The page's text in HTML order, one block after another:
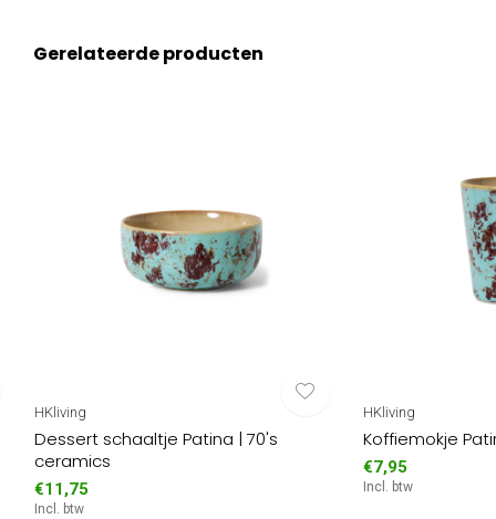
Gerelateerde producten
HKliving
Dessert schaaltje Patina | 70's
ceramics
€11,75
Incl. btw
HKliving
Koffiemokje
€7,95
Incl. btw